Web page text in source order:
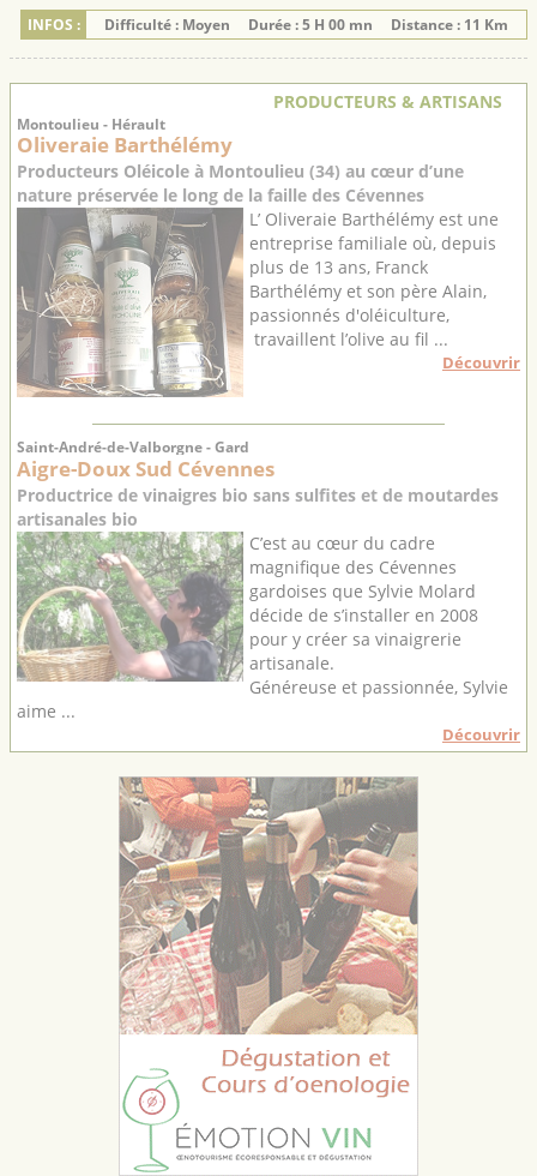
INFOS : Difficulté : Moyen Durée : 5 H 00 mn Distance : 11 Km
PRODUCTEURS & ARTISANS
Montoulieu - Hérault
Oliveraie Barthélémy
Producteurs Oléicole à Montoulieu (34) au cœur d’une
nature préservée le long de la faille des Cévennes
L’ Oliveraie Barthélémy est une
entreprise familiale où, depuis
plus de 13 ans, Franck
Barthélémy et son père Alain,
passionnés d'oléiculture,
travaillent l’olive au fil ...
Découvrir
Saint-André-de-Valborgne - Gard
Aigre-Doux Sud Cévennes
Productrice de vinaigres bio sans sulfites et de moutardes
artisanales bio
C’est au cœur du cadre
magnifique des Cévennes
gardoises que Sylvie Molard
décide de s’installer en 2008
pour y créer sa vinaigrerie
artisanale.
Généreuse et passionnée, Sylvie
aime ...
Découvrir